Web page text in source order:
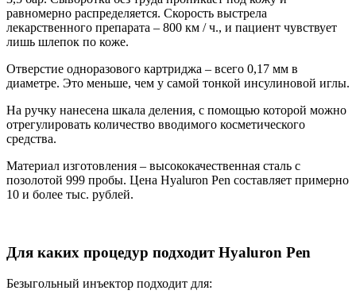
равномерно распределяется. Скорость выстрела
лекарственного препарата – 800 км / ч., и пациент чувствует
лишь шлепок по коже.
Отверстие одноразового картриджа – всего 0,17 мм в
диаметре. Это меньше, чем у самой тонкой инсулиновой иглы.
На ручку нанесена шкала деления, с помощью которой можно
отрегулировать количество вводимого косметического
средства.
Материал изготовления – высококачественная сталь с
позолотой 999 пробы. Цена Hyaluron Pen составляет примерно
10 и более тыс. рублей.
Для каких процедур подходит Hyaluron Pen
Безыгольный инъектор подходит для: